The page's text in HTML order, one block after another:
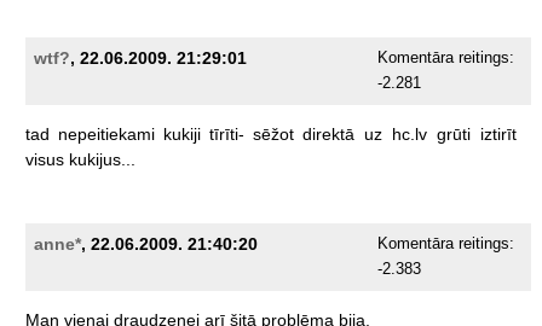
wtf?, 22.06.2009. 21:29:01
Komentāra reitings:
-2.281
tad nepeitiekami kukiji tīrīti- sēžot direktā uz hc.lv grūti iztirīt
visus kukijus...
anne*, 22.06.2009. 21:40:20
Komentāra reitings:
-2.383
Man vienai draudzenei arī šitā problēma bija.